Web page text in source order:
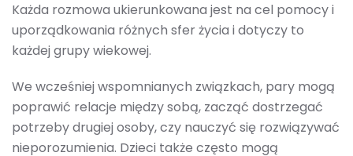
Każda rozmowa ukierunkowana jest na cel pomocy i
uporządkowania różnych sfer życia i dotyczy to
każdej grupy wiekowej.
We wcześniej wspomnianych związkach, pary mogą
poprawić relacje między sobą, zacząć dostrzegać
potrzeby drugiej osoby, czy nauczyć się rozwiązywać
nieporozumienia. Dzieci także często mogą